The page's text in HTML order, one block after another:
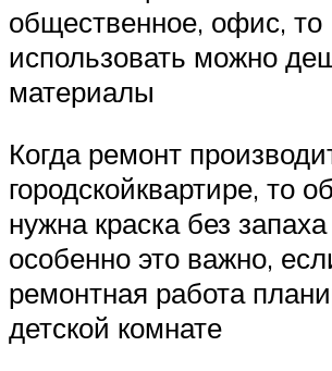
общественное, офис, то
использовать можно
материалы
Когда ремонт
городскойквартире, то
нужна краска без
особенно это важно,
ремонтная работа
детской комнате